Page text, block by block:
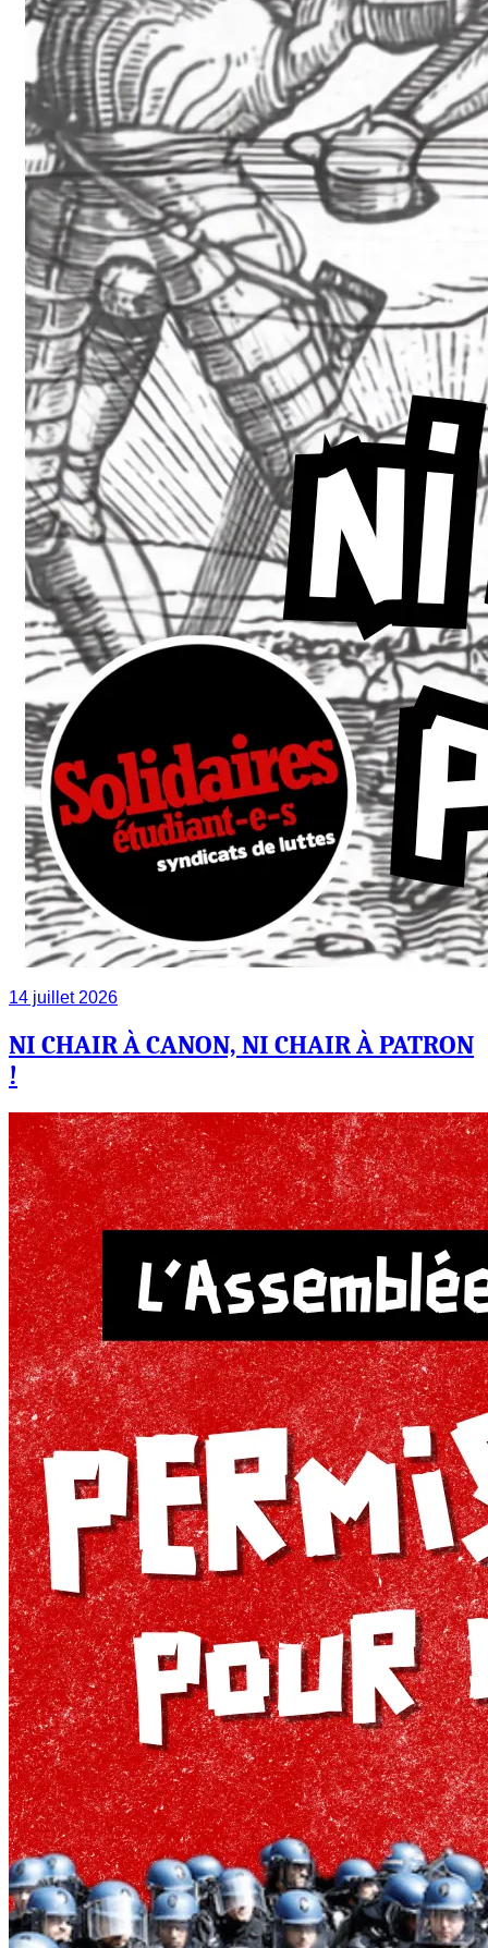
14 juillet 2026
NI CHAIR À CANON, NI CHAIR À PATRON
!